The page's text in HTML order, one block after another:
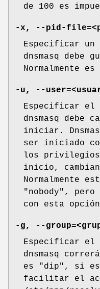
de 100 es
-x, --pid-
Especificar un
dnsmasq debe
Normalmente
-u, --
Especificar el
dnsmasq debe
iniciar.
ser iniciado
los privilegios
inicio,
Normalmente
"nobody", pero
con esta
-g, --
Especificar el
dnsmasq
es "dip", si
facilitar el